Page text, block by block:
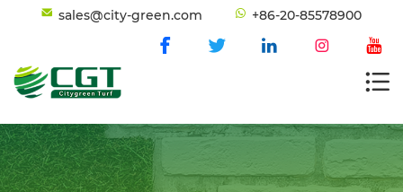
sales@city-green.com +86-20-85578900